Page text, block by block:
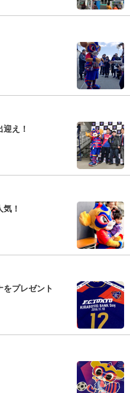
迎え！
気！
をプレゼント